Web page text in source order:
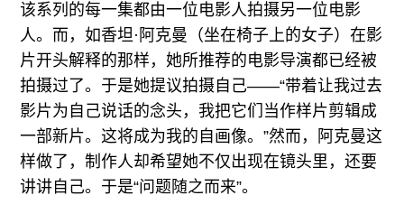
该系列的每一集都由一位电影人拍摄另一位电影
人。而，如香坦·阿克曼（坐在椅子上的女子）在影
片开头解释的那样，她所推荐的电影导演都已经被
拍摄过了。于是她提议拍摄自己——“带着让我过去
影片为自己说话的念头，我把它们当作样片剪辑成
一部新片。这将成为我的自画像。”然而，阿克曼这
样做了，制作人却希望她不仅出现在镜头里，还要
讲讲自己。于是“问题随之而来”。